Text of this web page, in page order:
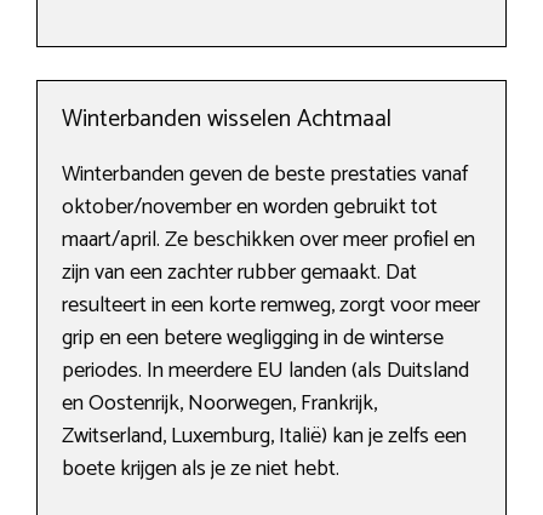
Winterbanden wisselen Achtmaal
Winterbanden geven de beste prestaties vanaf
oktober/november en worden gebruikt tot
maart/april. Ze beschikken over meer profiel en
zijn van een zachter rubber gemaakt. Dat
resulteert in een korte remweg, zorgt voor meer
grip en een betere wegligging in de winterse
periodes. In meerdere EU landen (als Duitsland
en Oostenrijk, Noorwegen, Frankrijk,
Zwitserland, Luxemburg, Italië) kan je zelfs een
boete krijgen als je ze niet hebt.